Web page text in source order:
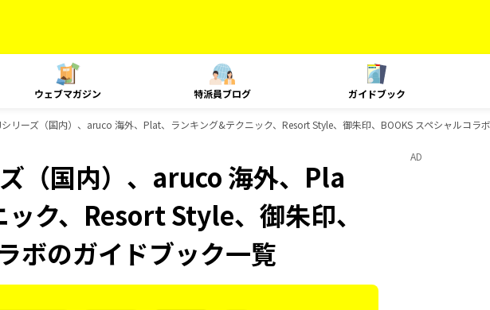
ウェブマガジン 特派員ブログ ガイドブック
リーズ（国内）、aruco 海外、Plat、ランキング&テクニック、Resort Style、御朱印、BOOKS スペシャルコラ
（国内）、aruco 海外、Pla
ク、Resort Style、御朱印、
ボのガイドブック一覧
AD